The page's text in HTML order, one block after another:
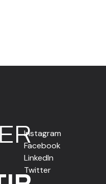
RInstagram
Facebook
LinkedIn
Twitter